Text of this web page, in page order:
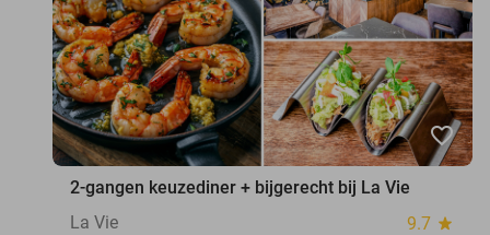
favorite_border
2-gangen keuzediner + bijgerecht bij La Vie
La Vie
9.7 star